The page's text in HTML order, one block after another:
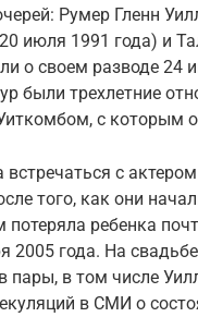
Румер Гленн
июля 1991 года) и
о своем разводе 24
были трехлетние
с которым
встречаться с
того, как они
потеряла ребенка
2005 года. На
пары, в том числе
в СМИ о